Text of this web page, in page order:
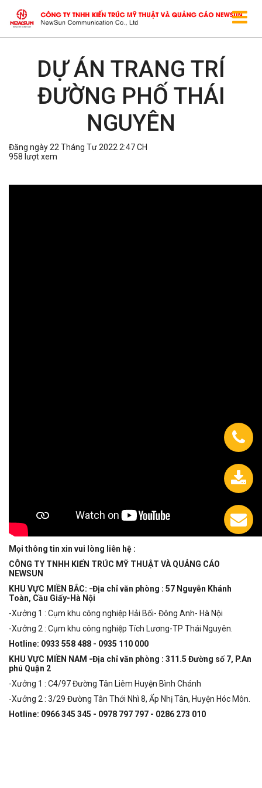
DỰ ÁN TRANG TRÍ
ĐƯỜNG PHỐ THÁI
NGUYÊN
Đăng ngày 22 Tháng Tư 2022 2:47 CH
958 lượt xem
Mọi thông tin xin vui lòng liên hệ :
CÔNG TY TNHH KIẾN TRÚC MỸ THUẬT VÀ QUẢNG CÁO
NEWSUN
KHU VỰC MIỀN BẮC: -Địa chỉ văn phòng : 57 Nguyễn Khánh
Toàn, Cầu Giấy-Hà Nội
-Xưởng 1 : Cụm khu công nghiệp Hải Bối- Đông Anh- Hà Nội
-Xưởng 2 : Cụm khu công nghiệp Tích Lương-TP Thái Nguyên.
Hotline: 0933 558 488 - 0935 110 000
KHU VỰC MIỀN NAM -Địa chỉ văn phòng : 311.5 Đường số 7, P.An
phú Quận 2
-Xưởng 1 : C4/97 Đường Tân Liêm Huyện Bình Chánh
-Xưởng 2 : 3/29 Đường Tân Thới Nhì 8, Ấp Nhị Tân, Huyện Hóc Môn.
Hotline: 0966 345 345 - 0978 797 797 - 0286 273 010
0933.558.488
Chát
chúng
tôi